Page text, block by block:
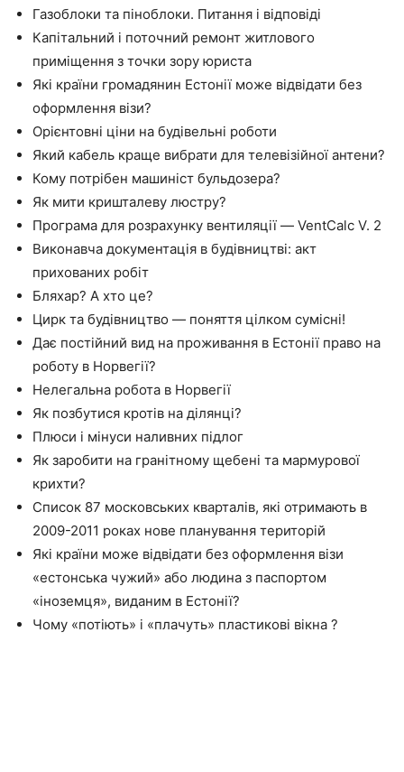
Газоблоки та піноблоки. Питання і відповіді
Капітальний і поточний ремонт житлового
приміщення з точки зору юриста
Які країни громадянин Естонії може відвідати без
оформлення візи?
Орієнтовні ціни на будівельні роботи
Який кабель краще вибрати для телевізійної антени?
Кому потрібен машиніст бульдозера?
Як мити кришталеву люстру?
Програма для розрахунку вентиляції — VentCalc V. 2
Виконавча документація в будівництві: акт
прихованих робіт
Бляхар? А хто це?
Цирк та будівництво — поняття цілком сумісні!
Дає постійний вид на проживання в Естонії право на
роботу в Норвегії?
Нелегальна робота в Норвегії
Як позбутися кротів на ділянці?
Плюси і мінуси наливних підлог
Як заробити на гранітному щебені та мармурової
крихти?
Список 87 московських кварталів, які отримають в
2009-2011 роках нове планування територій
Які країни може відвідати без оформлення візи
«естонська чужий» або людина з паспортом
«іноземця», виданим в Естонії?
Чому «потіють» і «плачуть» пластикові вікна ?